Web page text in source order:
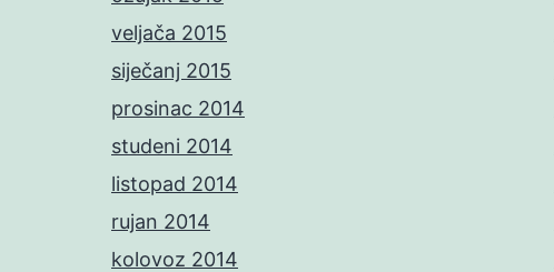
veljača 2015
siječanj 2015
prosinac 2014
studeni 2014
listopad 2014
rujan 2014
kolovoz 2014